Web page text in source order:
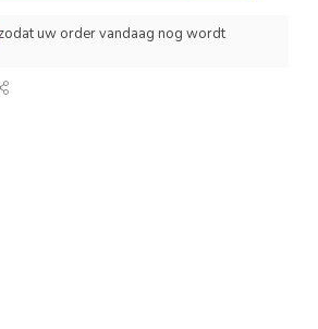
uw order vandaag nog wordt